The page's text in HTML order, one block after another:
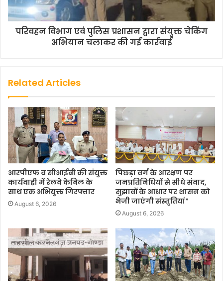
परिवहन विभाग एवं पुलिस प्रशासन द्वारा संयुक्त चेकिंग
अभियान चलाकर की गई कार्रवाई
Related Articles
आरपीएफ व सीआईबी की संयुक्त
कार्यवाही में रेलवे केबिल के
साथ एक अभियुक्त गिरफ्तार
August 6, 2026
पिछड़ा वर्ग के आरक्षण पर
जनप्रतिनिधियों से सीधे संवाद,
सुझावों के आधार पर शासन को
भेजी जाएंगी संस्तुतियां*
August 6, 2026